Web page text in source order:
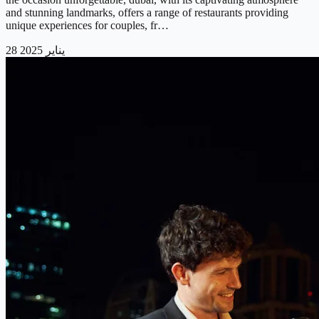
and stunning landmarks, offers a range of restaurants providing
unique experiences for couples, fr…
28 يناير 2025